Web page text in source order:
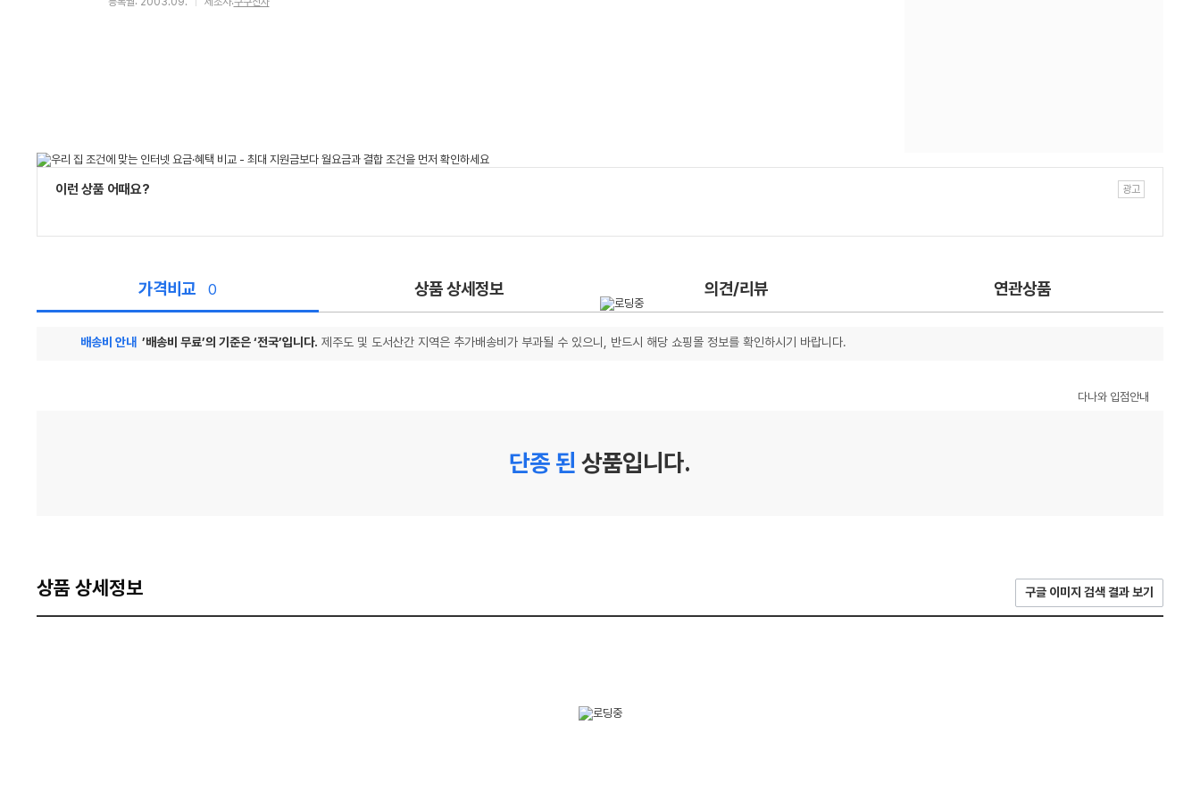
이런 상품 어때요?
가격비교 0 상품 상세정보 의견/리뷰 연관상품
배송비 안내 ’배송비 무료’의 기준은 ‘전국’입니다. 제주도 및 도서산간 지역은 추가배송비가 부과될 수 있으니, 반드시 해당 쇼핑몰 정보를 확인하시기 바랍니다.
다나와 입점안내
단종 된 상품입니다.
상품 상세정보 구글 이미지 검색 결과 보기